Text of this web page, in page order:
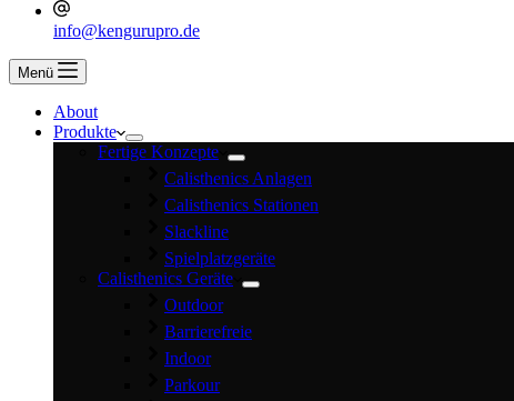
info@kengurupro.de
Menü
About
Produkte
Fertige Konzepte
Calisthenics Anlagen
Calisthenics Stationen
Slackline
Spielplatzgeräte
Calisthenics Geräte
Outdoor
Barrierefreie
Indoor
Parkour